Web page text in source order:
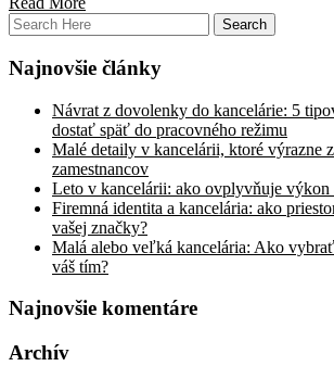
Najnovšie články
Návrat z dovolenky do kancelárie: 5
dostať späť do pracovného režimu
Malé detaily v kancelárii, ktoré výrazne
zamestnancov
Leto v kancelárii: ako ovplyvňuje výkon
Firemná identita a kancelária: ako
vašej značky?
Malá alebo veľká kancelária: Ako
váš tím?
Najnovšie komentáre
Archív